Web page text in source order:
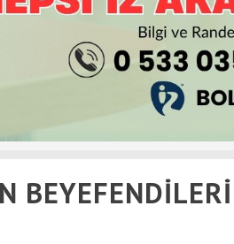
BEYEFENDİLERİ